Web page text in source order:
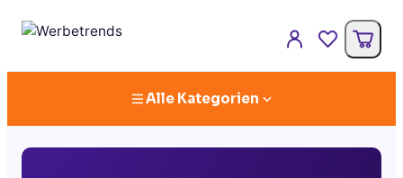
Alle Kategorien